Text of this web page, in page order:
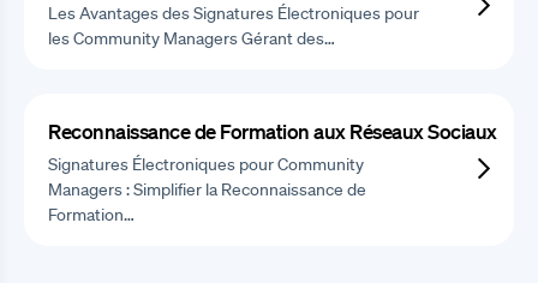
Les Avantages des Signatures Électroniques pour
les Community Managers Gérant des…
Reconnaissance de Formation aux Réseaux Sociaux
Signatures Électroniques pour Community
Managers : Simplifier la Reconnaissance de
Formation…